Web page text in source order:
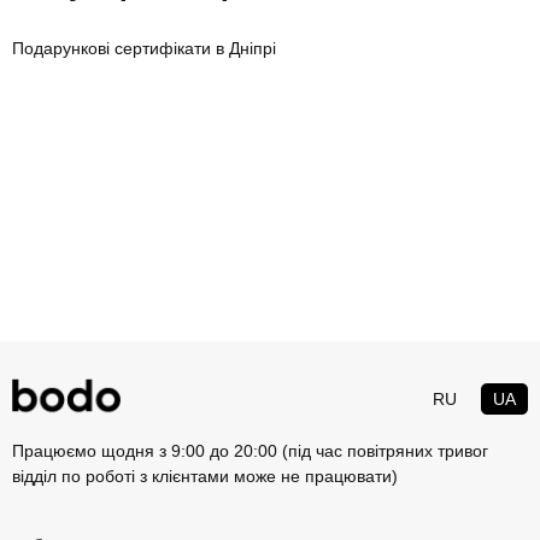
Подарункові сертифікати в Дніпрі
RU UA
Працюємо щодня з 9:00 до 20:00 (під час повітряних тривог
відділ по роботі з клієнтами може не працювати)